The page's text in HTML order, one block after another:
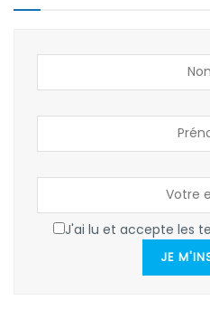
J'ai lu et accepte les
JE